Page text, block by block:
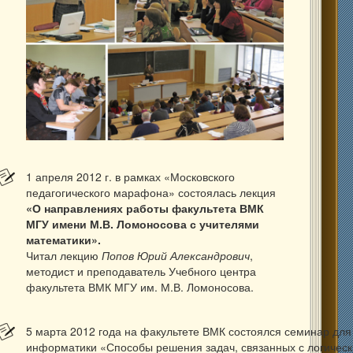
1 апреля 2012 г. в рамках «Московского
педагогического марафона» состоялась лекция
«О направлениях работы факультета ВМК
МГУ имени М.В. Ломоносова с учителями
математики».
Читал лекцию Попов Юрий Александрович,
методист и преподаватель Учебного центра
факультета ВМК МГУ им. М.В. Ломоносова.
5 марта 2012 года на факультете ВМК состоялся семинар
информатики «Способы решения задач, связанных с